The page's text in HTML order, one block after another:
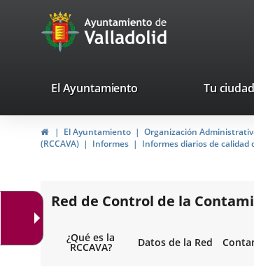
Portal
Web
Ayuntamiento
de
Valladolid
valladolid.es
El Ayuntamiento Tu ciudad
HomeEl Ayuntamiento Organización
(RCCAVA)
Informes Informes diarios de calidad
Red de Control de la
¿Qué es la
RCCAVA? Datos de la Red